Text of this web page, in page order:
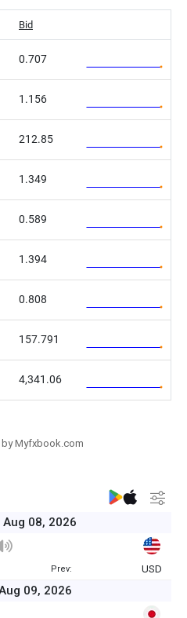
by Myfxbook.com